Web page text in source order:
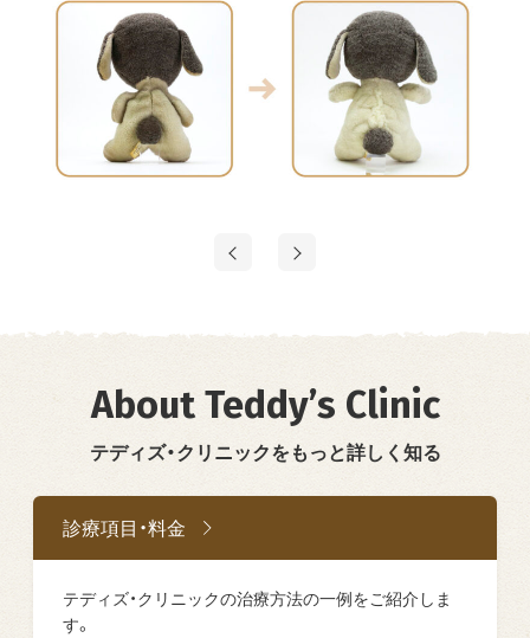
About Teddy’s Clinic
テディズ・クリニックをもっと詳しく知る
診療項目・料金
テディズ・クリニックの治療方法の一例をご紹介しま
す。